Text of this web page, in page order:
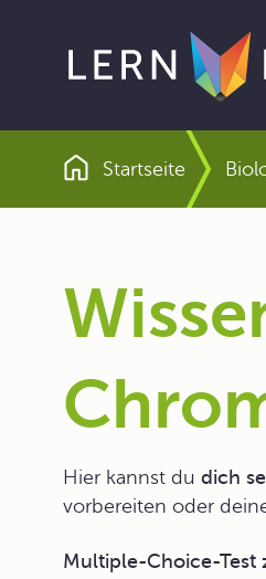
Startseite
Hier kannst du dich
vorbereiten oder
Multiple-Choice-Test